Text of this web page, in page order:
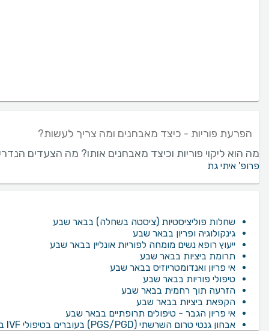
הפרעת פוריות - כיצד מאבחנים ומה צריך לעשות?
מה הוא ליקוי פוריות וכיצד מאבחנים אותו? מה הצעדים
פרופ' איתי גת
שחלות פוליציסטיות (ציסטה בשחלה) בבאר שבע
גינקולוגיה ופריון בבאר שבע
ייעוץ רופא נשים מומחה לפוריות אונליין בבאר שבע
תרומת ביציות בבאר שבע
אי פריון ואנדומטריוזיס בבאר שבע
טיפולי פוריות בבאר שבע
הזרעה תוך רחמית בבאר שבע
הקפאת ביציות בבאר שבע
אי פריון הגבר - טיפולים תרופתיים בבאר שבע
אבחון גנטי טרום השרשתי (PGS/PGD) בעוברים בטיפולי IVF בבאר שבע